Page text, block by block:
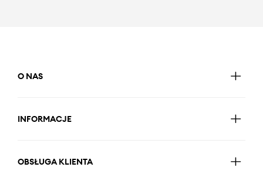
O NAS
INFORMACJE
OBSŁUGA KLIENTA